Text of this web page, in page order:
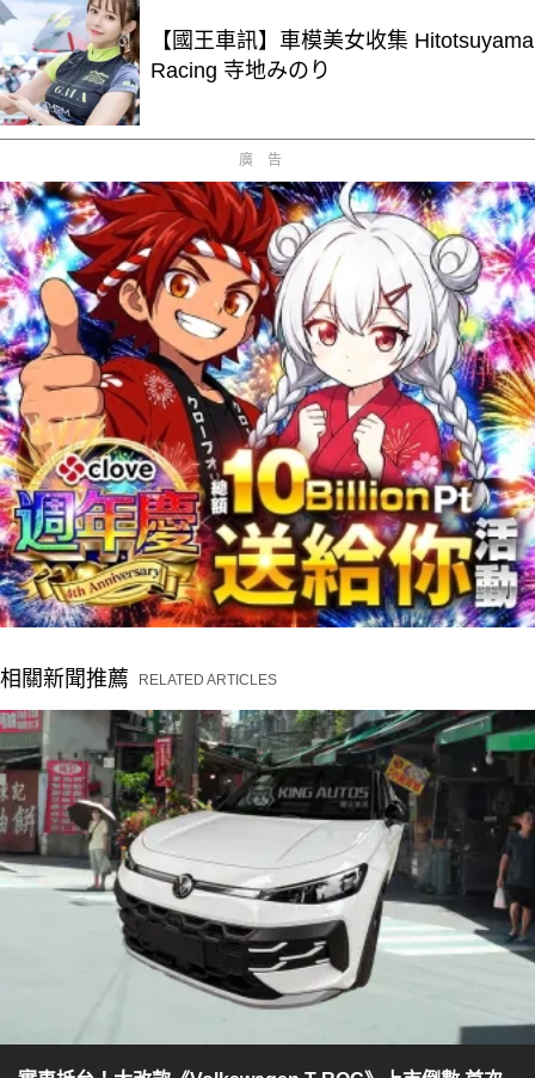
【國王車訊】車模美女收集 Hitotsuyama
Racing 寺地みのり
廣告
相關新聞推薦 RELATED ARTICLES